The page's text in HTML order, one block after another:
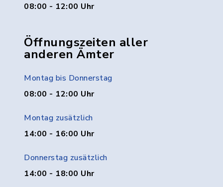
08:00 - 12:00 Uhr
Öffnungszeiten aller
anderen Ämter
Montag bis Donnerstag
08:00 - 12:00 Uhr
Montag zusätzlich
14:00 - 16:00 Uhr
Donnerstag zusätzlich
14:00 - 18:00 Uhr